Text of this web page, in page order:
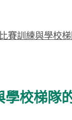
賽訓練與學校
校梯隊